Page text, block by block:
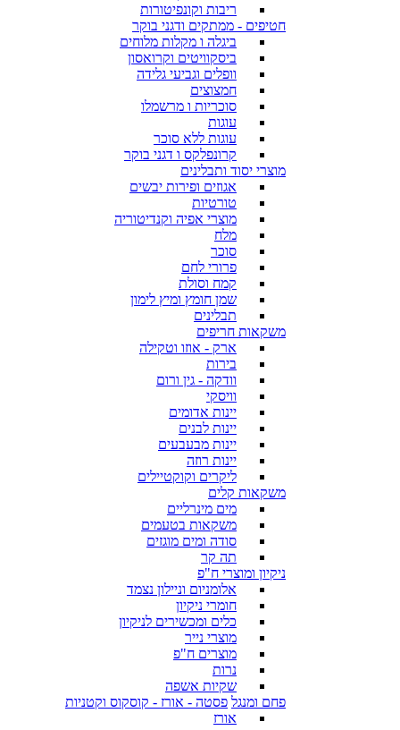
ריבות וקונפיטורות
חטיפים - ממתקים ודגני בוקר
ביגלה ו מקלות מלוחים
ביסקוויטים וקרואסון
וופלים וגביעי גלידה
חמצוצים
סוכריות ו מרשמלו
עוגות
עוגות ללא סוכר
קרונפלקס ו דגני בוקר
מוצרי יסוד ותבלינים
אגוזים ופירות יבשים
טורטיות
מוצרי אפיה וקנדיטוריה
מלח
סוכר
פרורי לחם
קמח וסולת
שמן חומץ ומיץ לימון
תבלינים
משקאות חריפים
ארק - אוזו וטקילה
בירות
וודקה - גין ורום
וויסקי
יינות אדומים
יינות לבנים
יינות מבעבעים
יינות רוזה
ליקרים וקוקטיילים
משקאות קלים
מים מינרליים
משקאות בטעמים
סודה ומים מוגזים
תה קר
ניקיון ומוצרי ח"פ
אלומניום וניילון נצמד
חומרי ניקיון
כלים ומכשירים לניקיון
מוצרי נייר
מוצרים ח"פ
נרות
שקיות אשפה
פחם ומנגל פסטה - אורז - קוסקוס וקטניות
אורז